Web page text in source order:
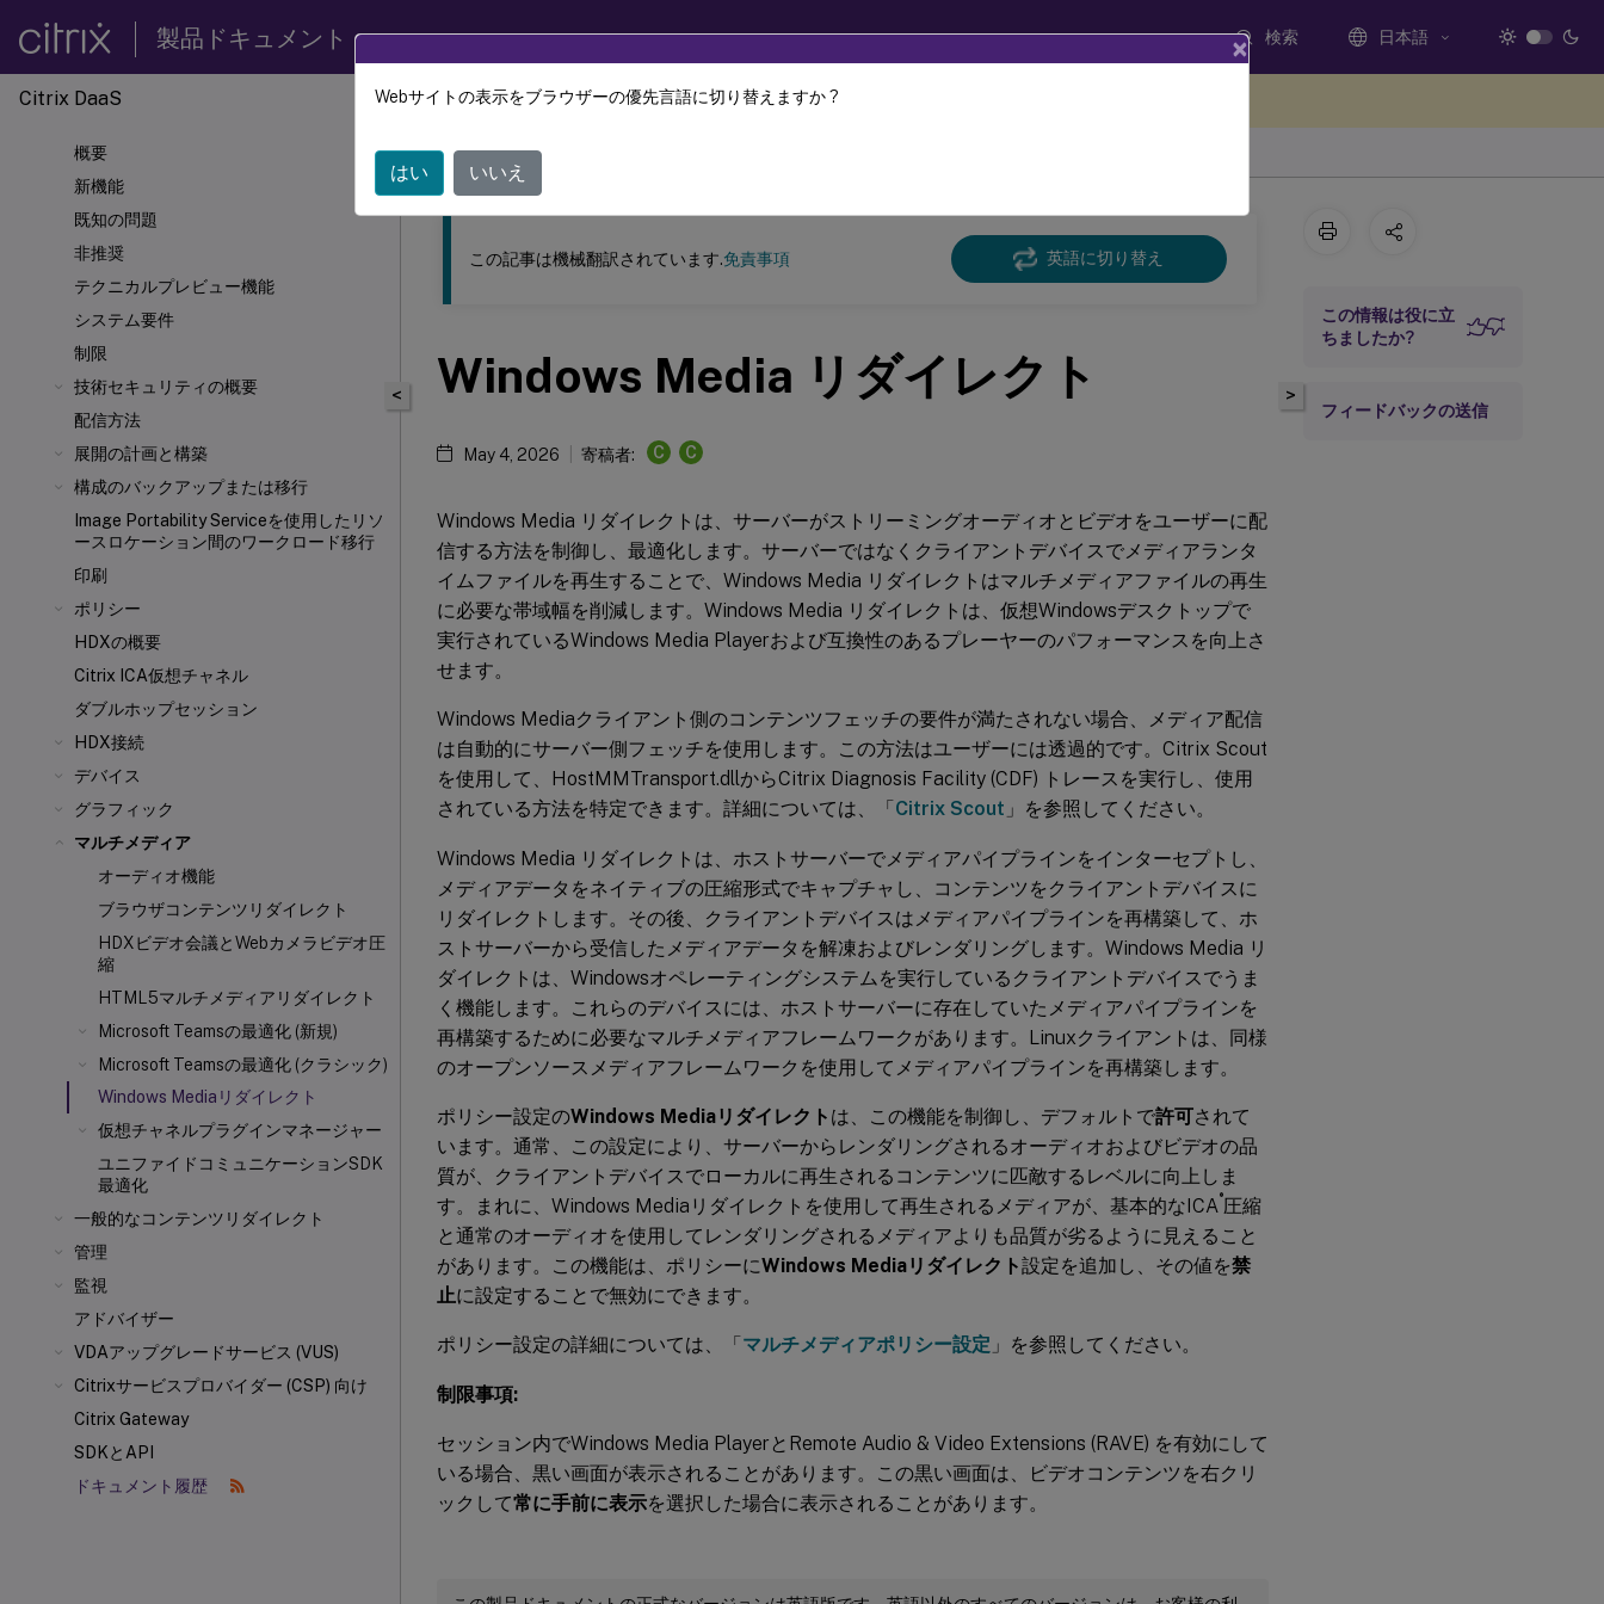
製品ドキュメント 検索 日本語
Citrix DaaS
概要
新機能
既知の問題
非推奨
テクニカルプレビュー機能
システム要件
制限
技術セキュリティの概要
配信方法
展開の計画と構築
構成のバックアップまたは移行
Image Portability Serviceを使用したリソ
ースロケーション間のワークロード移行
印刷
ポリシー
HDXの概要
Citrix ICA仮想チャネル
ダブルホップセッション
HDX接続
デバイス
グラフィック
マルチメディア
オーディオ機能
ブラウザコンテンツリダイレクト
HDXビデオ会議とWebカメラビデオ圧
縮
HTML5マルチメディアリダイレクト
Microsoft Teamsの最適化 (新規)
Microsoft Teamsの最適化 (クラシック)
Windows Mediaリダイレクト
仮想チャネルプラグインマネージャー
ユニファイドコミュニケーションSDK
最適化
一般的なコンテンツリダイレクト
管理
監視
アドバイザー
VDAアップグレードサービス (VUS)
Citrixサービスプロバイダー (CSP) 向け
Citrix Gateway
SDKとAPI
ドキュメント履歴
このコンテンツは動的に機械翻訳されています。
Citrix DaaS
<
この記事は機械翻訳されています.免責事項 英語に切り替え
Windows Media リダイレクト
May 4, 2026 寄稿者: C C
Windows Media リダイレクトは、サーバーがストリーミングオーディオとビデオをユーザーに配
信する方法を制御し、最適化します。サーバーではなくクライアントデバイスでメディアランタ
イムファイルを再生することで、Windows Media リダイレクトはマルチメディアファイルの再生
に必要な帯域幅を削減します。Windows Media リダイレクトは、仮想Windowsデスクトップで
実行されているWindows Media Playerおよび互換性のあるプレーヤーのパフォーマンスを向上さ
せます。
Windows Mediaクライアント側のコンテンツフェッチの要件が満たされない場合、メディア配信
は自動的にサーバー側フェッチを使用します。この方法はユーザーには透過的です。Citrix Scout
を使用して、HostMMTransport.dllからCitrix Diagnosis Facility (CDF) トレースを実行し、使用
されている方法を特定できます。詳細については、「Citrix Scout 」を参照してください。
Windows Media リダイレクトは、ホストサーバーでメディアパイプラインをインターセプトし、
メディアデータをネイティブの圧縮形式でキャプチャし、コンテンツをクライアントデバイスに
リダイレクトします。その後、クライアントデバイスはメディアパイプラインを再構築して、ホ
ストサーバーから受信したメディアデータを解凍およびレンダリングします。Windows Media リ
ダイレクトは、Windowsオペレーティングシステムを実行しているクライアントデバイスでうま
く機能します。これらのデバイスには、ホストサーバーに存在していたメディアパイプラインを
再構築するために必要なマルチメディアフレームワークがあります。Linuxクライアントは、同様
のオープンソースメディアフレームワークを使用してメディアパイプラインを再構築します。
ポリシー設定のWindows Mediaリダイレクト は、この機能を制御し、デフォルトで許可されて
います。通常、この設定により、サーバーからレンダリングされるオーディオおよびビデオの品
質が、クライアントデバイスでローカルに再生されるコンテンツに匹敵するレベルに向上しま
す。まれに、Windows Mediaリダイレクトを使用して再生されるメディアが、基本的なICA ®圧縮
と通常のオーディオを使用してレンダリングされるメディアよりも品質が劣るように見えること
があります。この機能は、ポリシーにWindows Mediaリダイレクト設定を追加し、その値を禁
止に設定することで無効にできます。
ポリシー設定の詳細については、「マルチメディアポリシー設定 」を参照してください。
制限事項:
セッション内でWindows Media PlayerとRemote Audio & Video Extensions (RAVE) を有効にして
いる場合、黒い画面が表示されることがあります。この黒い画面は、ビデオコンテンツを右クリ
ックして常に手前に表示を選択した場合に表示されることがあります。
>
この情報は役に立
ちましたか?
フィードバックの送信
×
Webサイトの表示をブラウザーの優先言語に切り替えますか ?
はい いいえ